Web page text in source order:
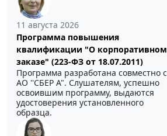
11 августа 2026
Программа повышения
квалификации "О корпоративном
заказе" (223-ФЗ от 18.07.2011)
Программа разработана совместно с
АО ''СБЕР А". Слушателям, успешно
освоившим программу, выдаются
удостоверения установленного
образца.